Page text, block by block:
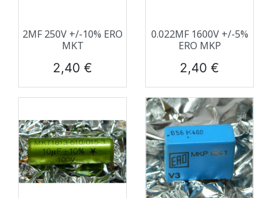
2ΜF 250V +/-10% ERO
MKT
Prix
2,40 €
0.022ΜF 1600V +/-5%
ERO MKP
Prix
2,40 €